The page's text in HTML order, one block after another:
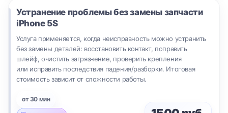
Устранение проблемы без замены запчасти
iPhone 5S
Услуга применяется, когда неисправность можно устранить
без замены деталей: восстановить контакт, поправить
шлейф, очистить загрязнение, проверить крепления
или исправить последствия падения/разборки. Итоговая
стоимость зависит от сложности работы.
от 30 мин